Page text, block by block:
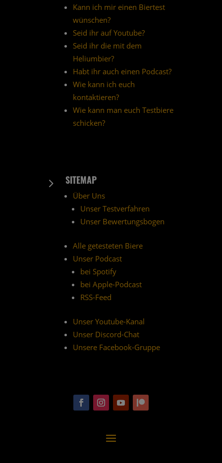
Kann ich mir einen Biertest
wünschen?
Seid ihr auf Youtube?
Seid ihr die mit dem
Heliumbier?
Habt ihr auch einen Podcast?
Wie kann ich euch
kontaktieren?
Wie kann man euch Testbiere
schicken?
5 SITEMAP
Über Uns
Unser Testverfahren
Unser Bewertungsbogen
Alle getesteten Biere
Unser Podcast
bei Spotify
bei Apple-Podcast
RSS-Feed
Unser Youtube-Kanal
Unser Discord-Chat
Unsere Facebook-Gruppe